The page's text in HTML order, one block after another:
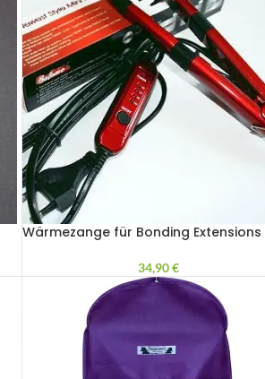
Wärmezange für Bonding Extensions
34,90€